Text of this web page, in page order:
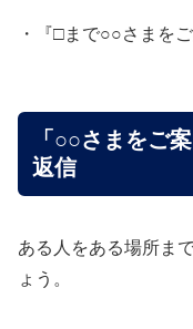
・『□まで○○さまを
「○○さまをご
返信
ある人をある場所ま
ょう。